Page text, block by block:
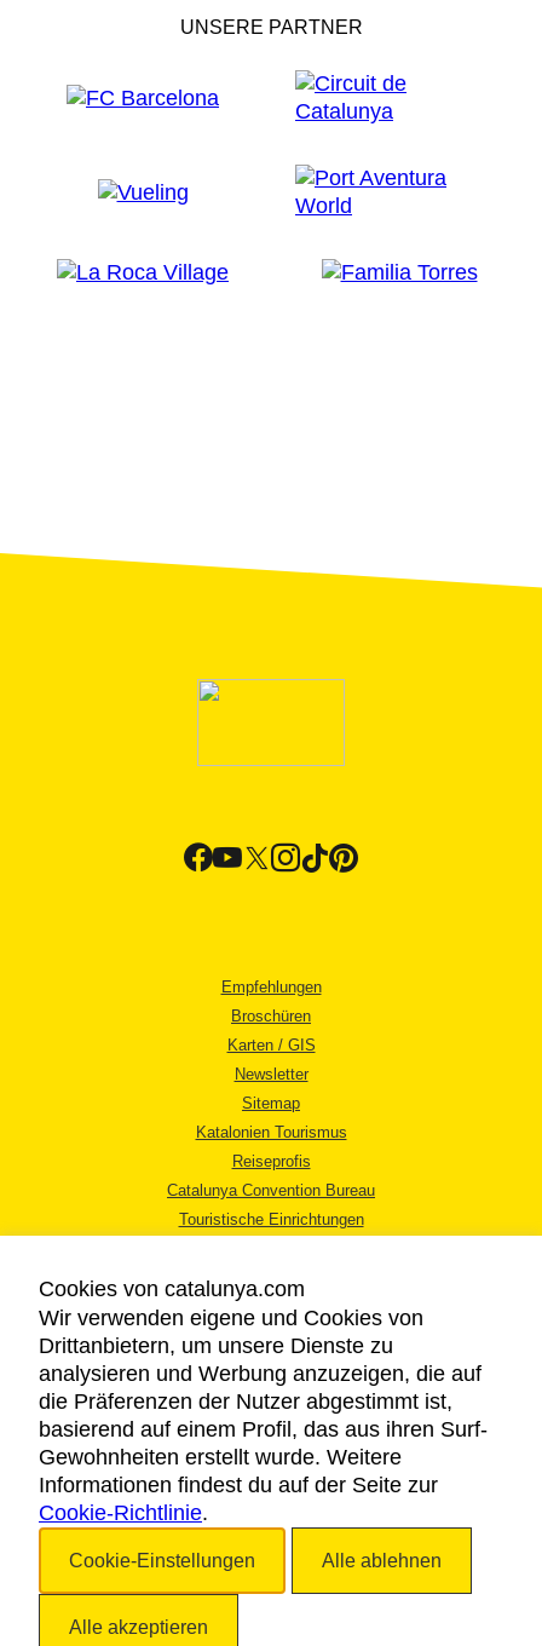
UNSERE PARTNER
Empfehlungen
Broschüren
Karten / GIS
Newsletter
Sitemap
Katalonien Tourismus
Reiseprofis
Catalunya Convention Bureau
Touristische Einrichtungen
RECHTLICHER HINWEIS
DATENSCHUTZICHTLINIE
COOKIES
BARRIEREFREIHEIT
Cookies von catalunya.com
Wir verwenden eigene und Cookies von
Drittanbietern, um unsere Dienste zu
analysieren und Werbung anzuzeigen, die auf
die Präferenzen der Nutzer abgestimmt ist,
basierend auf einem Profil, das aus ihren Surf-
Gewohnheiten erstellt wurde. Weitere
Informationen findest du auf der Seite zur
Cookie-Richtlinie.
Cookie-Einstellungen Alle ablehnen
Alle akzeptieren